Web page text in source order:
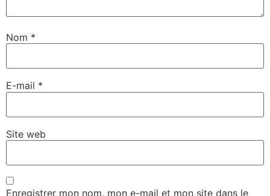
Nom *
E-mail *
Site web
Enregistrer mon nom, mon e-mail et mon site dans le